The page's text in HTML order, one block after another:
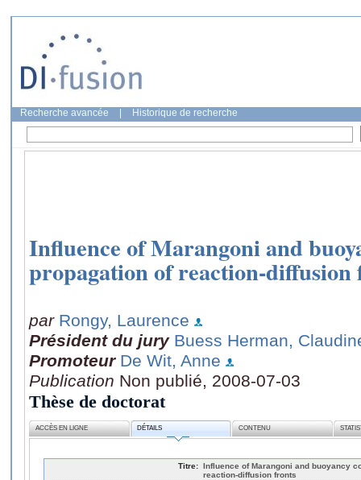
Recherche avancée Historique de recherche
Influence of Marangoni and
propagation of reaction-diffusion
par Rongy, Laurence
Président du jury Buess Herman,
Promoteur De Wit, Anne
Publication Non publié, 2008-07-03
Thèse de doctorat
ACCÈS EN LIGNE DÉTAILS CONTENU
Titre: Influence of Marangoni and buoyancy
reaction-diffusion fronts